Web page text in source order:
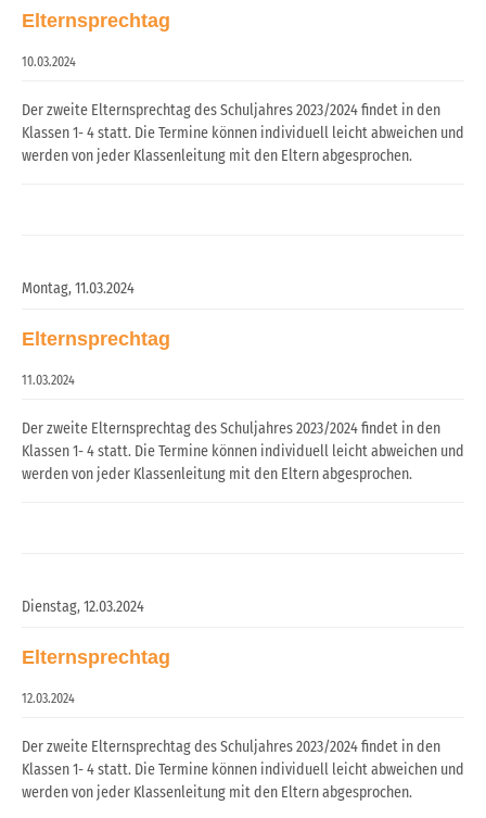
Elternsprechtag
10.03.2024
Der zweite Elternsprechtag des Schuljahres 2023/2024 findet in den
Klassen 1- 4 statt. Die Termine können individuell leicht abweichen und
werden von jeder Klassenleitung mit den Eltern abgesprochen.
Montag,11.03.2024
Elternsprechtag
11.03.2024
Der zweite Elternsprechtag des Schuljahres 2023/2024 findet in den
Klassen 1- 4 statt. Die Termine können individuell leicht abweichen und
werden von jeder Klassenleitung mit den Eltern abgesprochen.
Dienstag,12.03.2024
Elternsprechtag
12.03.2024
Der zweite Elternsprechtag des Schuljahres 2023/2024 findet in den
Klassen 1- 4 statt. Die Termine können individuell leicht abweichen und
werden von jeder Klassenleitung mit den Eltern abgesprochen.